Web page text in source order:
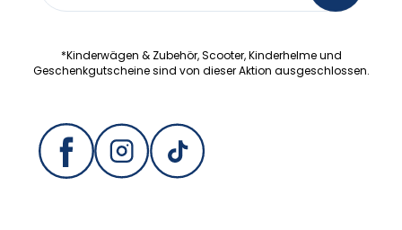
*Kinderwägen & Zubehör, Scooter, Kinderhelme und
Geschenkgutscheine sind von dieser Aktion ausgeschlossen.